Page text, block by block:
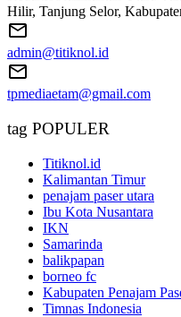
Hilir, Tanjung Selor,
admin@titiknol.id
tpmediaetam@gmail.com
tag POPULER
Titiknol.id
Kalimantan Timur
penajam paser utara
Ibu Kota Nusantara
IKN
Samarinda
balikpapan
borneo fc
Kabupaten Penajam
Timnas Indonesia